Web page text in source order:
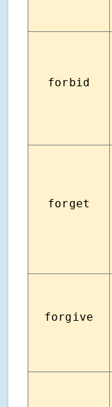
forbid
forget
forgive